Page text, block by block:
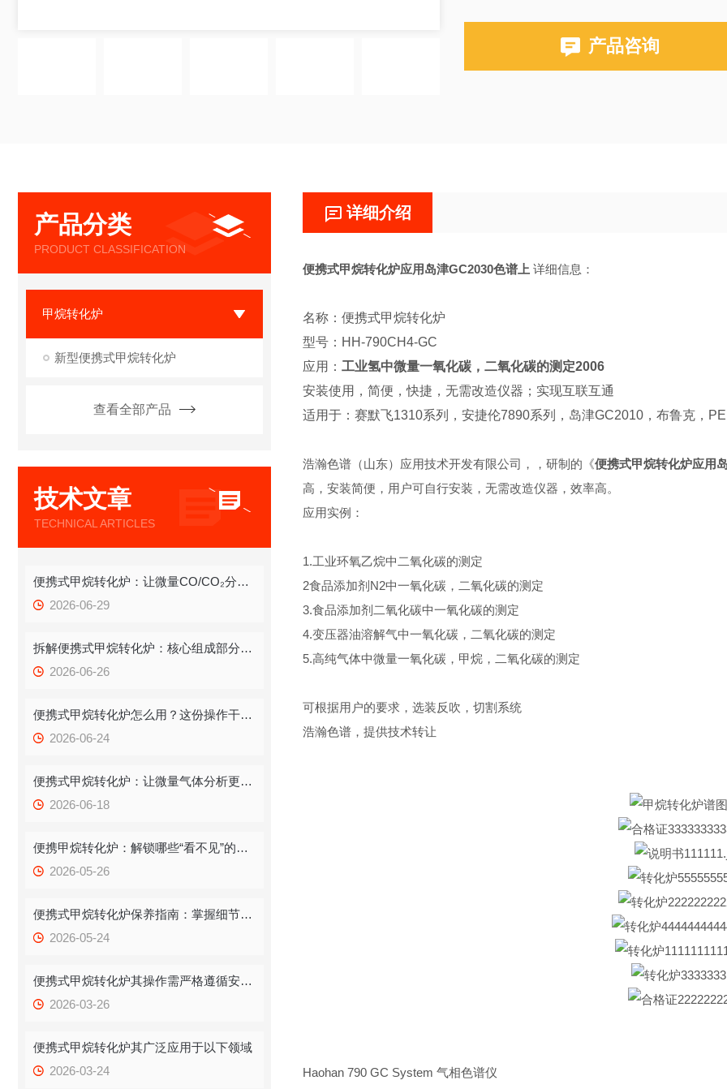
产品咨询
产品分类
PRODUCT CLASSIFICATION
甲烷转化炉
新型便携式甲烷转化炉
查看全部产品
技术文章
TECHNICAL ARTICLES
便携式甲烷转化炉：让微量CO/CO₂分析告别“大动干戈”
2026-06-29
拆解便携式甲烷转化炉：核心组成部分藏着哪些运行密码？
2026-06-26
便携式甲烷转化炉怎么用？这份操作干货，新手也能快速拿捏
2026-06-24
便携式甲烷转化炉：让微量气体分析更高效、更灵活
2026-06-18
便携甲烷转化炉：解锁哪些“看不见”的多元应用场景？
2026-05-26
便携式甲烷转化炉保养指南：掌握细节，让设备稳定“在线”
2026-05-24
便携式甲烷转化炉其操作需严格遵循安全与规范流程
2026-03-26
便携式甲烷转化炉其广泛应用于以下领域
2026-03-24
详细介绍
便携式甲烷转化炉应用岛津GC2030色谱上 详细信息：
名称：便携式甲烷转化炉
型号：HH-790CH4-GC
应用： 工业氢中微量一氧化碳，二氧化碳的测定2006
安装使用，简便，快捷，无需改造仪器；实现互联互通
适用于：赛默飞1310系列，安捷伦7890系列，岛津GC2010，布鲁克，
浩瀚色谱（山东）应用技术开发有限公司，，研制的《便携式甲烷转化炉应用
高，安装简便，用户可自行安装，无需改造仪器，效率高。
应用实例：
1.工业环氧乙烷中二氧化碳的测定
2食品添加剂N2中一氧化碳，二氧化碳的测定
3.食品添加剂二氧化碳中一氧化碳的测定
4.变压器油溶解气中一氧化碳，二氧化碳的测定
5.高纯气体中微量一氧化碳，甲烷，二氧化碳的测定
可根据用户的要求，选装反吹，切割系统
浩瀚色谱，提供技术转让
Haohan 790 GC System 气相色谱仪